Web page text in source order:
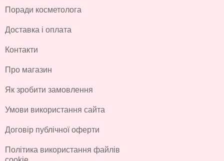
Поради косметолога
Доставка і оплата
Контакти
Про магазин
Як зробити замовлення
Умови використання сайта
Договір публічної оферти
Політика використання файлів